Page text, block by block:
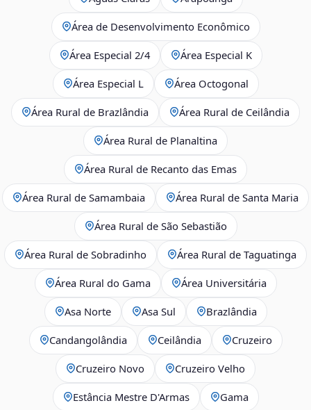
Área de Desenvolvimento Econômico
Área Especial 2/4 Área Especial K
Área Especial L Área Octogonal
Área Rural de Brazlândia Área Rural de Ceilândia
Área Rural de Planaltina
Área Rural de Recanto das Emas
Área Rural de Samambaia Área Rural de Santa Maria
Área Rural de São Sebastião
Área Rural de Sobradinho Área Rural de Taguatinga
Área Rural do Gama Área Universitária
Asa Norte Asa Sul Brazlândia
Candangolândia Ceilândia Cruzeiro
Cruzeiro Novo Cruzeiro Velho
Estância Mestre D'Armas Gama